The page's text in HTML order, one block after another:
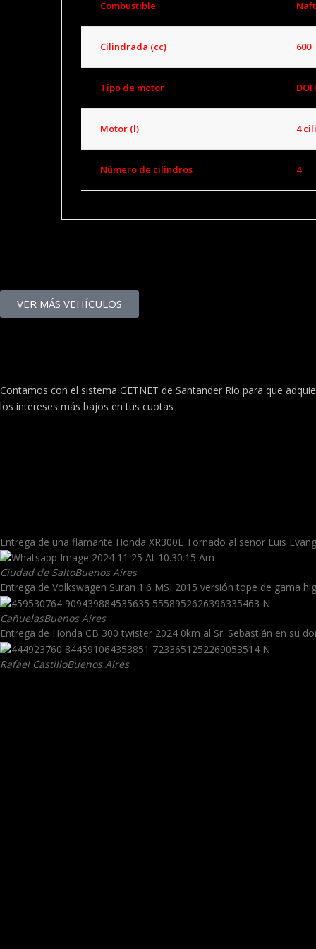
Combustible
Cilindrada (cc) 600
Tipo de motor
Motor (l) 4
Número de cilindros 4
VER MÁS VEHÍCULOS
Contamos con el sistema GETNET de Santander Río para que
los intereses más bajos en tus cuotas
Entrega de una flamante Honda XR300L Tornado al señor Luis
Ciudad de SaltoBuenos Aires
Entrega de Volkswagen Suran 1.6 MSI 2015 versión tope de gama
CañuelasBuenos Aires
Entrega de Honda CB 300 twister 2024 0km al Sr. Sebastián en su
Rafael CastilloBuenos Aires